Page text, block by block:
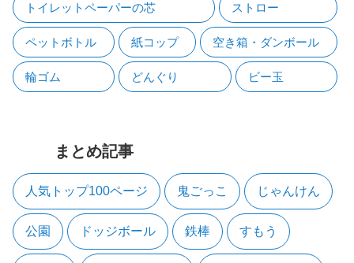
トイレットペーパーの芯 ストロー
ペットボトル 紙コップ 空き箱・ダンボール
輪ゴム どんぐり ビー玉
まとめ記事
人気トップ100ページ 鬼ごっこ じゃんけん
公園 ドッジボール 鉄棒 すもう